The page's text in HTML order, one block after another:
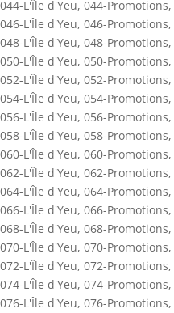
044-L'Île d'Yeu, 044-Promotions,
046-L'Île d'Yeu, 046-Promotions,
048-L'Île d'Yeu, 048-Promotions,
050-L'Île d'Yeu, 050-Promotions,
052-L'Île d'Yeu, 052-Promotions,
054-L'Île d'Yeu, 054-Promotions,
056-L'Île d'Yeu, 056-Promotions,
058-L'Île d'Yeu, 058-Promotions,
060-L'Île d'Yeu, 060-Promotions,
062-L'Île d'Yeu, 062-Promotions,
064-L'Île d'Yeu, 064-Promotions,
066-L'Île d'Yeu, 066-Promotions,
068-L'Île d'Yeu, 068-Promotions,
070-L'Île d'Yeu, 070-Promotions,
072-L'Île d'Yeu, 072-Promotions,
074-L'Île d'Yeu, 074-Promotions,
076-L'Île d'Yeu, 076-Promotions,